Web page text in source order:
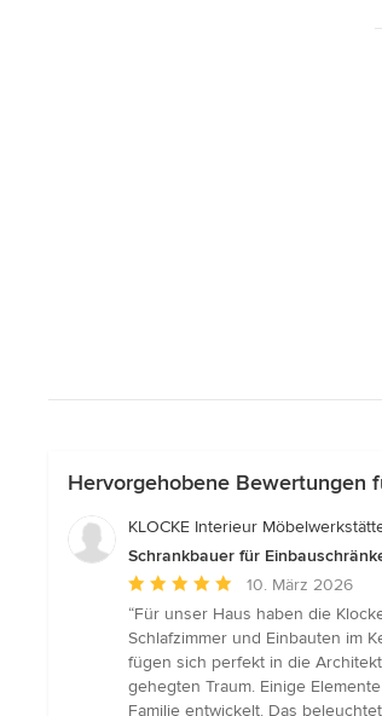
Hervorgehobene Bewertungen
KLOCKE Interieur
Schrankbauer für
Durchschnittliche
Bewertung:
5
von
5
Sternen
10. März 2026
“Für unser Haus haben die
Schlafzimmer und Einbauten im
fügen sich perfekt in die
gehegten Traum. Einige
Familie entwickelt. Das